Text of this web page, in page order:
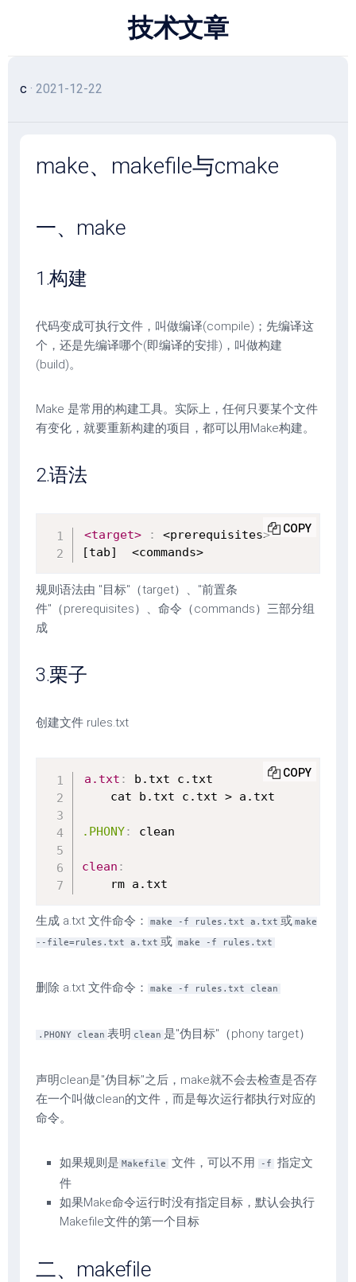
技术文章
c · 2021-12-22
make、makefile与cmake
一、make
1.构建
代码变成可执行文件，叫做编译(compile)；先编译这
个，还是先编译哪个(即编译的安排)，叫做构建
(build)。
Make 是常用的构建工具。实际上，任何只要某个文件
有变化，就要重新构建的项目，都可以用Make构建。
2.语法
<target> :
<prerequisites>
[tab]  <commands>
COPY
规则语法由 "目标"（target）、"前置条
件"（prerequisites）、命令（commands）三部分组
成
3.栗子
创建文件 rules.txt
a.txt :
b.txt c.txt
    cat b.txt c.txt > a.txt
.PHONY: clean
clean :
    rm a.txt
COPY
生成 a.txt 文件命令： make -f rules.txt a.txt 或 make
--file=rules.txt a.txt 或 make -f rules.txt
删除 a.txt 文件命令： make -f rules.txt clean
.PHONY clean 表明 clean 是"伪目标"（phony target）
声明clean是"伪目标"之后，make就不会去检查是否存
在一个叫做clean的文件，而是每次运行都执行对应的
命令。
如果规则是 Makefile 文件，可以不用 -f
指定文
件
如果Make命令运行时没有指定目标，默认会执行
Makefile文件的第一个目标
二、makefile